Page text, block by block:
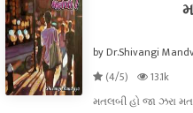
by Dr.Shivangi
(4/5)
13.1k
મતલબી હો જા ઝરા